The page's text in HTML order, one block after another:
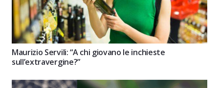
Maurizio Servili: “A chi giovano le inchieste
sull’extravergine?”